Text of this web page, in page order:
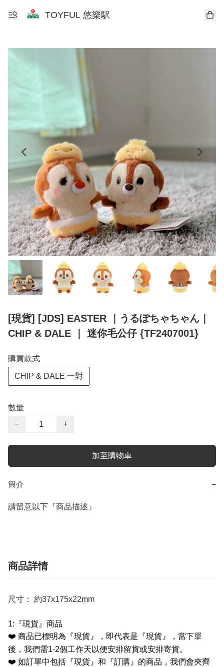
TOYFUL 悠樂駅
[現貨] [JDS] EASTER ｜うるぽちゃちゃん｜
CHIP & DALE ｜ 迷你毛公仔 {TF2407001}
購買款式
CHIP & DALE 一對
數量
−
+
加至購物車
簡介 −
請留意以下『商品描述』
商品詳情
尺寸： 約37x175x22mm
1: 『現貨』商品
❤️ 商品已標明為『現貨』，即代表是『現貨』，當下單
後，我們需1-2個工作天以便安排留貨或安排寄貨。
❤️ 如訂單中包括『現貨』和『訂購』的商品，我們會夾齊